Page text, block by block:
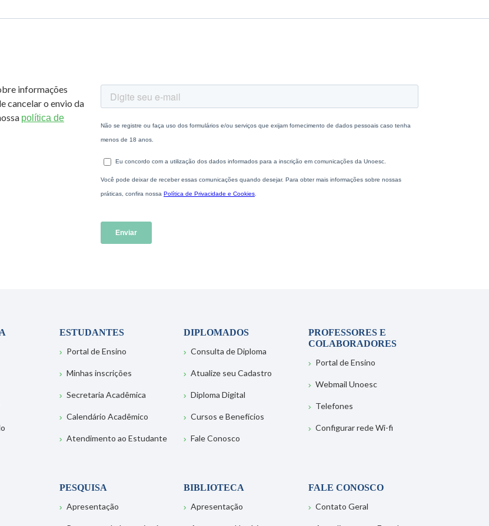
informações
cancelar o envio da
política de
ESTUDANTES
Portal de Ensino
Minhas inscrições
Secretaria Acadêmica
Calendário Acadêmico
Atendimento ao Estudante
DIPLOMADOS
Consulta de Diploma
Atualize seu Cadastro
Diploma Digital
Cursos e Benefícios
Fale Conosco
PROFESSORES E
COLABORADORES
Portal de Ensino
Webmail Unoesc
Telefones
Configurar rede Wi-fi
PESQUISA
Apresentação
BIBLIOTECA
Apresentação
FALE CONOSCO
Contato Geral